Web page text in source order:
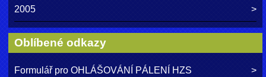
2005
Oblíbené odkazy
Formulář pro OHLÁŠOVÁNÍ PÁLENÍ HZS